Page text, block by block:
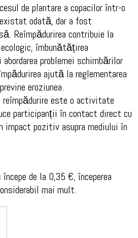
de plantare a copacilor într-o
odată, dar a fost
Reîmpădurirea contribuie la
îmbunătățirea
problemei schimbărilor
ajută la reglementarea
eroziunea.
reîmpădurire este o activitate
participanții în contact direct cu
impact pozitiv asupra mediului în
de la 0,35 €, începerea
mai mult.